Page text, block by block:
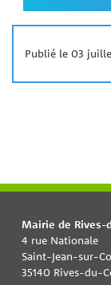
Publié le 03
Mairie de Rives-
4 rue Nationale
Saint-Jean-sur-
35140 Rives-du-